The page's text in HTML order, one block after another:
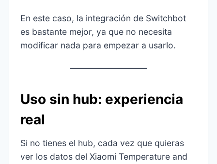
En este caso, la integración de Switchbot
es bastante mejor, ya que no necesita
modificar nada para empezar a usarlo.
Uso sin hub: experiencia
real
Si no tienes el hub, cada vez que quieras
ver los datos del Xiaomi Temperature and